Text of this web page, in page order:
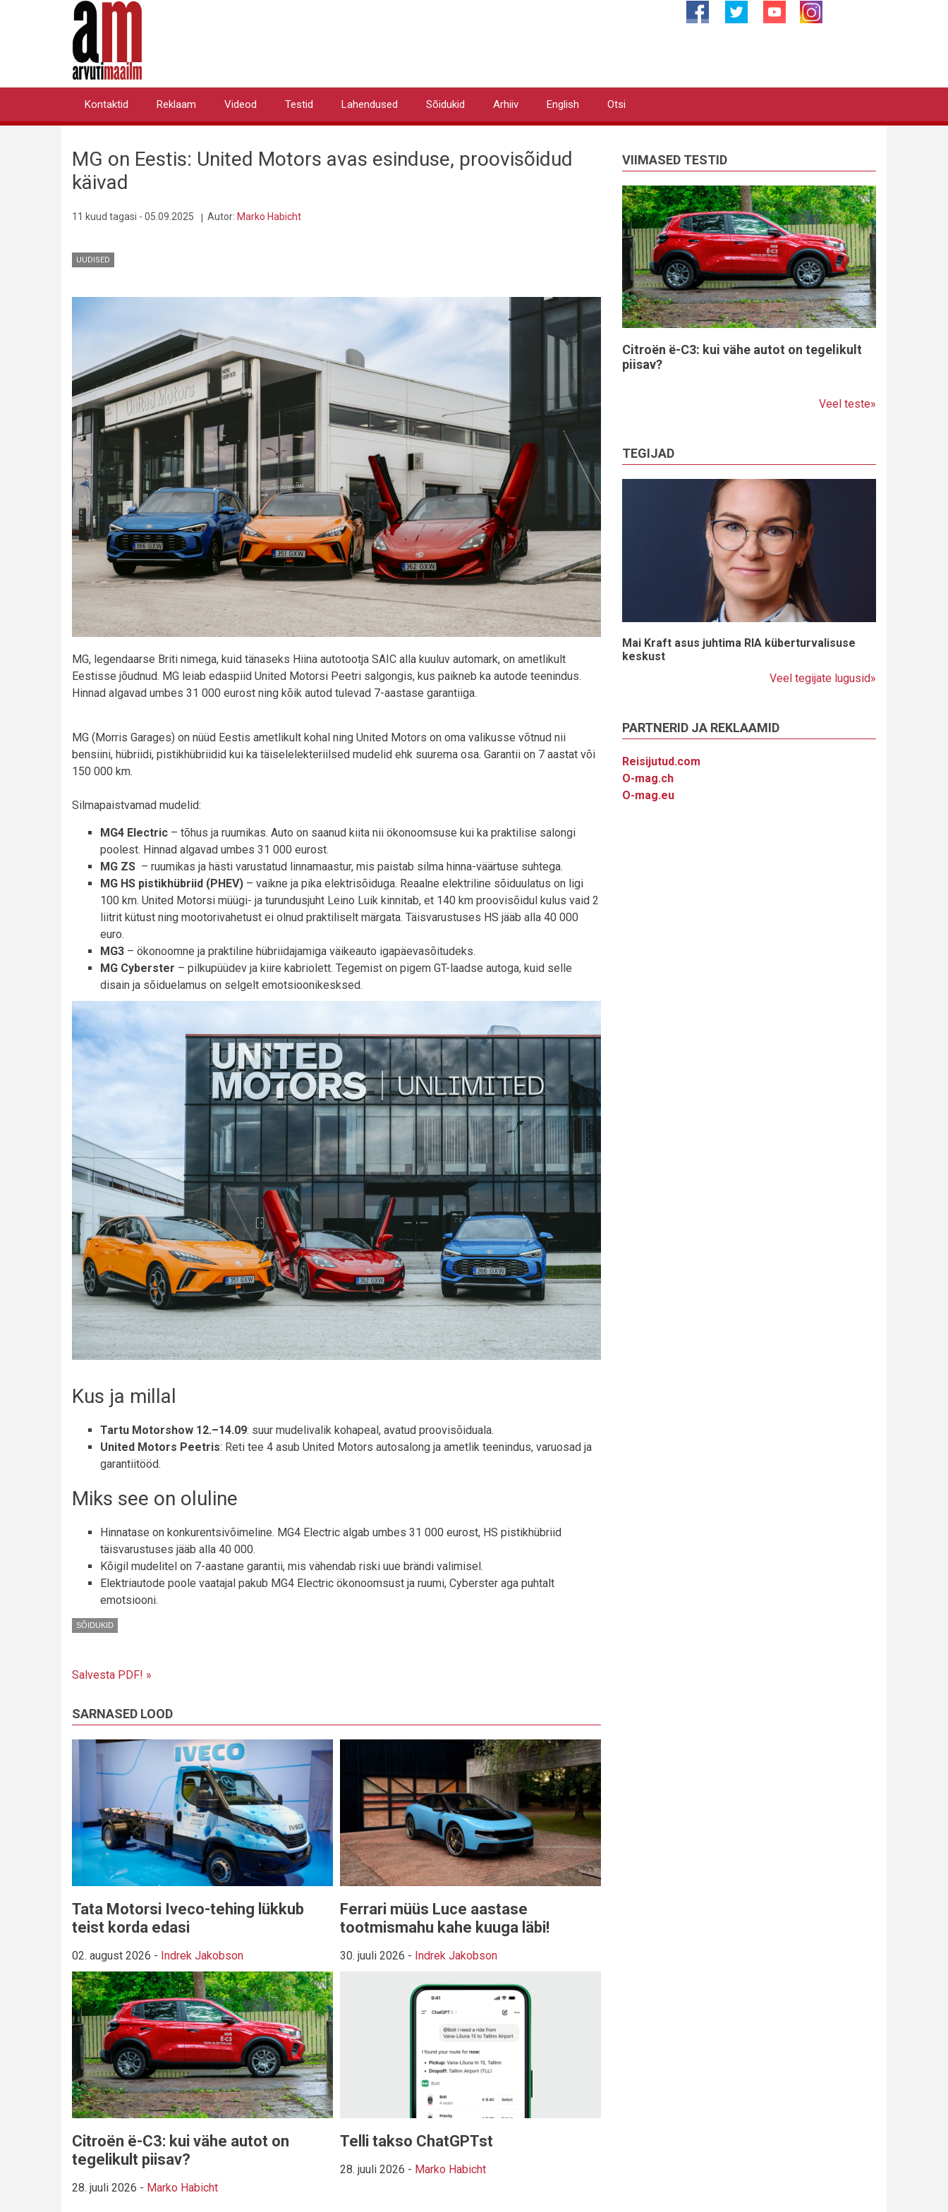
Primary
Kontaktid Reklaam Videod Testid Lahendused Sõidukid Arhiiv English Otsi
MG on Eestis: United Motors avas esinduse, proovisõidud
käivad
11 kuud tagasi - 05.09.2025 Autor: Marko Habicht
UUDISED
MG, legendaarse Briti nimega, kuid tänaseks Hiina autotootja SAIC alla kuuluv automark, on ametlikult
Eestisse jõudnud. MG leiab edaspiid United Motorsi Peetri salgongis, kus paikneb ka autode teenindus.
Hinnad algavad umbes 31 000 eurost ning kõik autod tulevad 7-aastase garantiiga.
MG (Morris Garages) on nüüd Eestis ametlikult kohal ning United Motors on oma valikusse võtnud nii
bensiini, hübriidi, pistikhübriidid kui ka täiselelekteriilsed mudelid ehk suurema osa. Garantii on 7 aastat või
150 000 km.
Silmapaistvamad mudelid:
MG4 Electric – tõhus ja ruumikas. Auto on saanud kiita nii ökonoomsuse kui ka praktilise salongi
poolest. Hinnad algavad umbes 31 000 eurost.
MG ZS – ruumikas ja hästi varustatud linnamaastur, mis paistab silma hinna-väärtuse suhtega.
MG HS pistikhübriid (PHEV) – vaikne ja pika elektrisõiduga. Reaalne elektriline sõiduulatus on ligi
100 km. United Motorsi müügi- ja turundusjuht Leino Luik kinnitab, et 140 km proovisõidul kulus vaid 2
liitrit kütust ning mootorivahetust ei olnud praktiliselt märgata. Täisvarustuses HS jääb alla 40 000
euro.
MG3 – ökonoomne ja praktiline hübriidajamiga väikeauto igapäevasõitudeks.
MG Cyberster – pilkupüüdev ja kiire kabriolett. Tegemist on pigem GT-laadse autoga, kuid selle
disain ja sõiduelamus on selgelt emotsioonikesksed.
Kus ja millal
Tartu Motorshow 12.–14.09: suur mudelivalik kohapeal, avatud proovisõiduala.
United Motors Peetris: Reti tee 4 asub United Motors autosalong ja ametlik teenindus, varuosad ja
garantiitööd.
Miks see on oluline
Hinnatase on konkurentsivõimeline. MG4 Electric algab umbes 31 000 eurost, HS pistikhübriid
täisvarustuses jääb alla 40 000.
Kõigil mudelitel on 7-aastane garantii, mis vähendab riski uue brändi valimisel.
Elektriautode poole vaatajal pakub MG4 Electric ökonoomsust ja ruumi, Cyberster aga puhtalt
emotsiooni.
SÕIDUKID
Salvesta PDF! »
SARNASED LOOD
Tata Motorsi Iveco-tehing lükkub
teist korda edasi
02. august 2026 - Indrek Jakobson
Ferrari müüs Luce aastase
tootmismahu kahe kuuga läbi!
30. juuli 2026 - Indrek Jakobson
Citroën ë-C3: kui vähe autot on
tegelikult piisav?
28. juuli 2026 - Marko Habicht
Telli takso ChatGPTst
28. juuli 2026 - Marko Habicht
VIIMASED TESTID
Citroën ë-C3: kui vähe autot on tegelikult
piisav?
Veel teste»
TEGIJAD
Mai Kraft asus juhtima RIA küberturvalisuse
keskust
Veel tegijate lugusid»
PARTNERID JA REKLAAMID
Reisijutud.com
O-mag.ch
O-mag.eu